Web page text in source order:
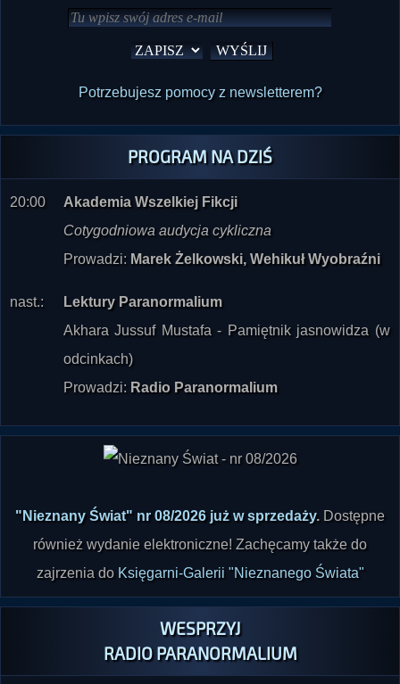
Potrzebujesz pomocy z newsletterem?
PROGRAM NA DZIŚ
20:00
Akademia Wszelkiej Fikcji
Cotygodniowa audycja cykliczna
Prowadzi: Marek Żelkowski, Wehikuł Wyobraźni
nast.:
Lektury Paranormalium
Akhara Jussuf Mustafa - Pamiętnik jasnowidza (w
odcinkach)
Prowadzi: Radio Paranormalium
"Nieznany Świat" nr 08/2026 już w sprzedaży. Dostępne
również wydanie elektroniczne! Zachęcamy także do
zajrzenia do Księgarni-Galerii "Nieznanego Świata"
WESPRZYJ
RADIO PARANORMALIUM